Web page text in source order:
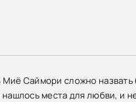
Саймори сложно назвать
нашлось места для любви, и